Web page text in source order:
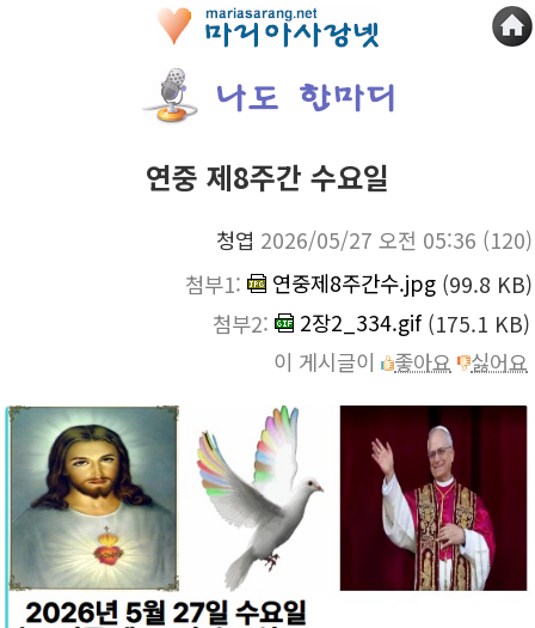
연중 제8주간 수요일
청엽 2026/05/27 오전 05:36 (120)
첨부1:
연중제8주간수.jpg (99.8 KB)
첨부2:
2장2_334.gif (175.1 KB)
이 게시글이
좋아요 싫어요